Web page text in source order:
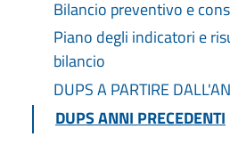
Bilancio preventivo e
Piano degli indicatori e
bilancio
DUPS A PARTIRE
DUPS ANNI PRECEDENTI